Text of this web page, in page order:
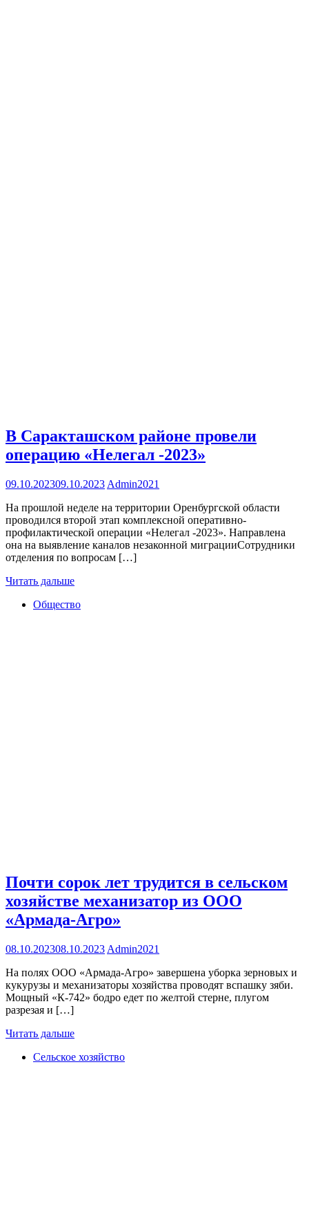
В Саракташском районе провели
операцию «Нелегал -2023»
09.10.202309.10.2023 Admin2021
На прошлой неделе на территории Оренбургской области
проводился второй этап комплексной оперативно-
профилактической операции «Нелегал -2023». Направлена
она на выявление каналов незаконной миграцииСотрудники
отделения по вопросам […]
Читать дальше
Общество
Почти сорок лет трудится в сельском
хозяйстве механизатор из ООО
«Армада-Агро»
08.10.202308.10.2023 Admin2021
На полях ООО «Армада-Агро» завершена уборка зерновых и
кукурузы и механизаторы хозяйства проводят вспашку зяби.
Мощный «К-742» бодро едет по желтой стерне, плугом
разрезая и […]
Читать дальше
Сельское хозяйство